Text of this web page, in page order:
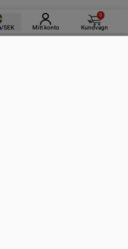
SEK Mitt konto
0
Kundvagn